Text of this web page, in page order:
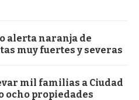
alerta naranja de
muy fuertes y severas
mil familias a Ciudad
ocho propiedades